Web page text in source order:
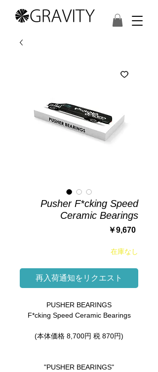
Pusher F*cking Speed
Ceramic Bearings
￥9,670価
在庫なし
再入荷通知をリクエスト
PUSHER BEARINGS
F*cking Speed Ceramic Bearings
(本体価格 8,700円 税 870円)
"PUSHER BEARINGS"